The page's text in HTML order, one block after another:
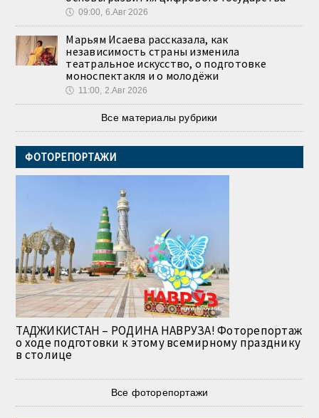
🕔 09:00, 6.Авг 2026
Марьям Исаева рассказала, как
независимость страны изменила
театральное искусство, о подготовке
моноспектакля и о молодёжи
🕔 11:00, 2.Авг 2026
Все материалы рубрики
ФОТОРЕПОРТАЖИ
ТАДЖИКИСТАН – РОДИНА НАВРУЗА! Фоторепортаж
о ходе подготовки к этому всемирному празднику
в столице
Все фоторепортажи